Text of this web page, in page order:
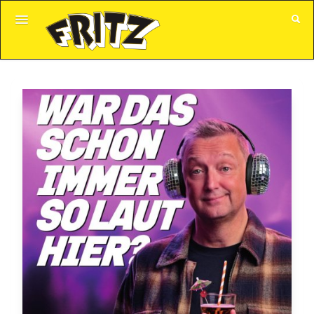
ALLE VERANSTALTUNGEN
KUNDENKONTO